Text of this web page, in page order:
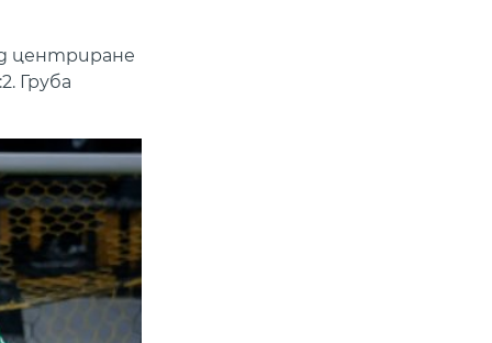
центриране
Груба